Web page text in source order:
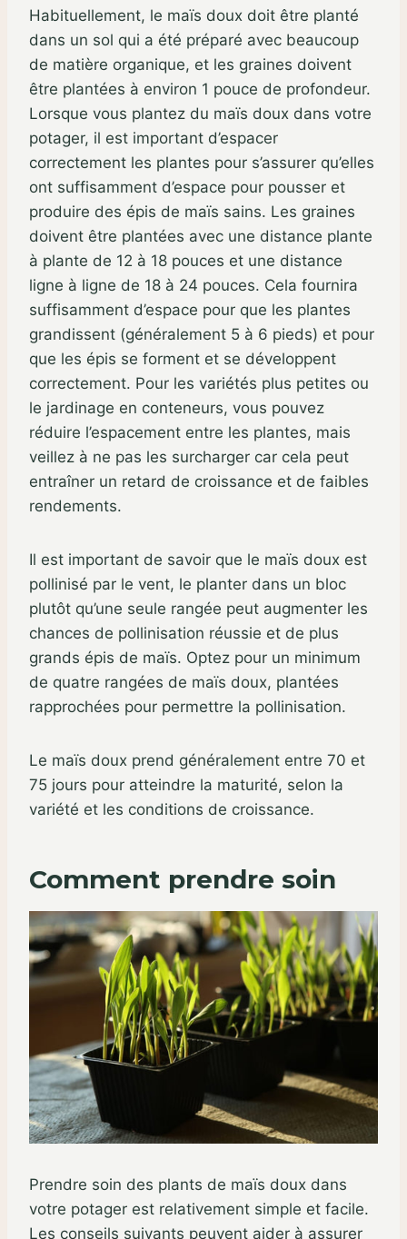
Habituellement, le maïs doux doit être planté
dans un sol qui a été préparé avec beaucoup
de matière organique, et les graines doivent
être plantées à environ 1 pouce de profondeur.
Lorsque vous plantez du maïs doux dans votre
potager, il est important d’espacer
correctement les plantes pour s’assurer qu’elles
ont suffisamment d’espace pour pousser et
produire des épis de maïs sains. Les graines
doivent être plantées avec une distance plante
à plante de 12 à 18 pouces et une distance
ligne à ligne de 18 à 24 pouces. Cela fournira
suffisamment d’espace pour que les plantes
grandissent (généralement 5 à 6 pieds) et pour
que les épis se forment et se développent
correctement. Pour les variétés plus petites ou
le jardinage en conteneurs, vous pouvez
réduire l’espacement entre les plantes, mais
veillez à ne pas les surcharger car cela peut
entraîner un retard de croissance et de faibles
rendements.
Il est important de savoir que le maïs doux est
pollinisé par le vent, le planter dans un bloc
plutôt qu’une seule rangée peut augmenter les
chances de pollinisation réussie et de plus
grands épis de maïs. Optez pour un minimum
de quatre rangées de maïs doux, plantées
rapprochées pour permettre la pollinisation.
Le maïs doux prend généralement entre 70 et
75 jours pour atteindre la maturité, selon la
variété et les conditions de croissance.
Comment prendre soin
Prendre soin des plants de maïs doux dans
votre potager est relativement simple et facile.
Les conseils suivants peuvent aider à assurer